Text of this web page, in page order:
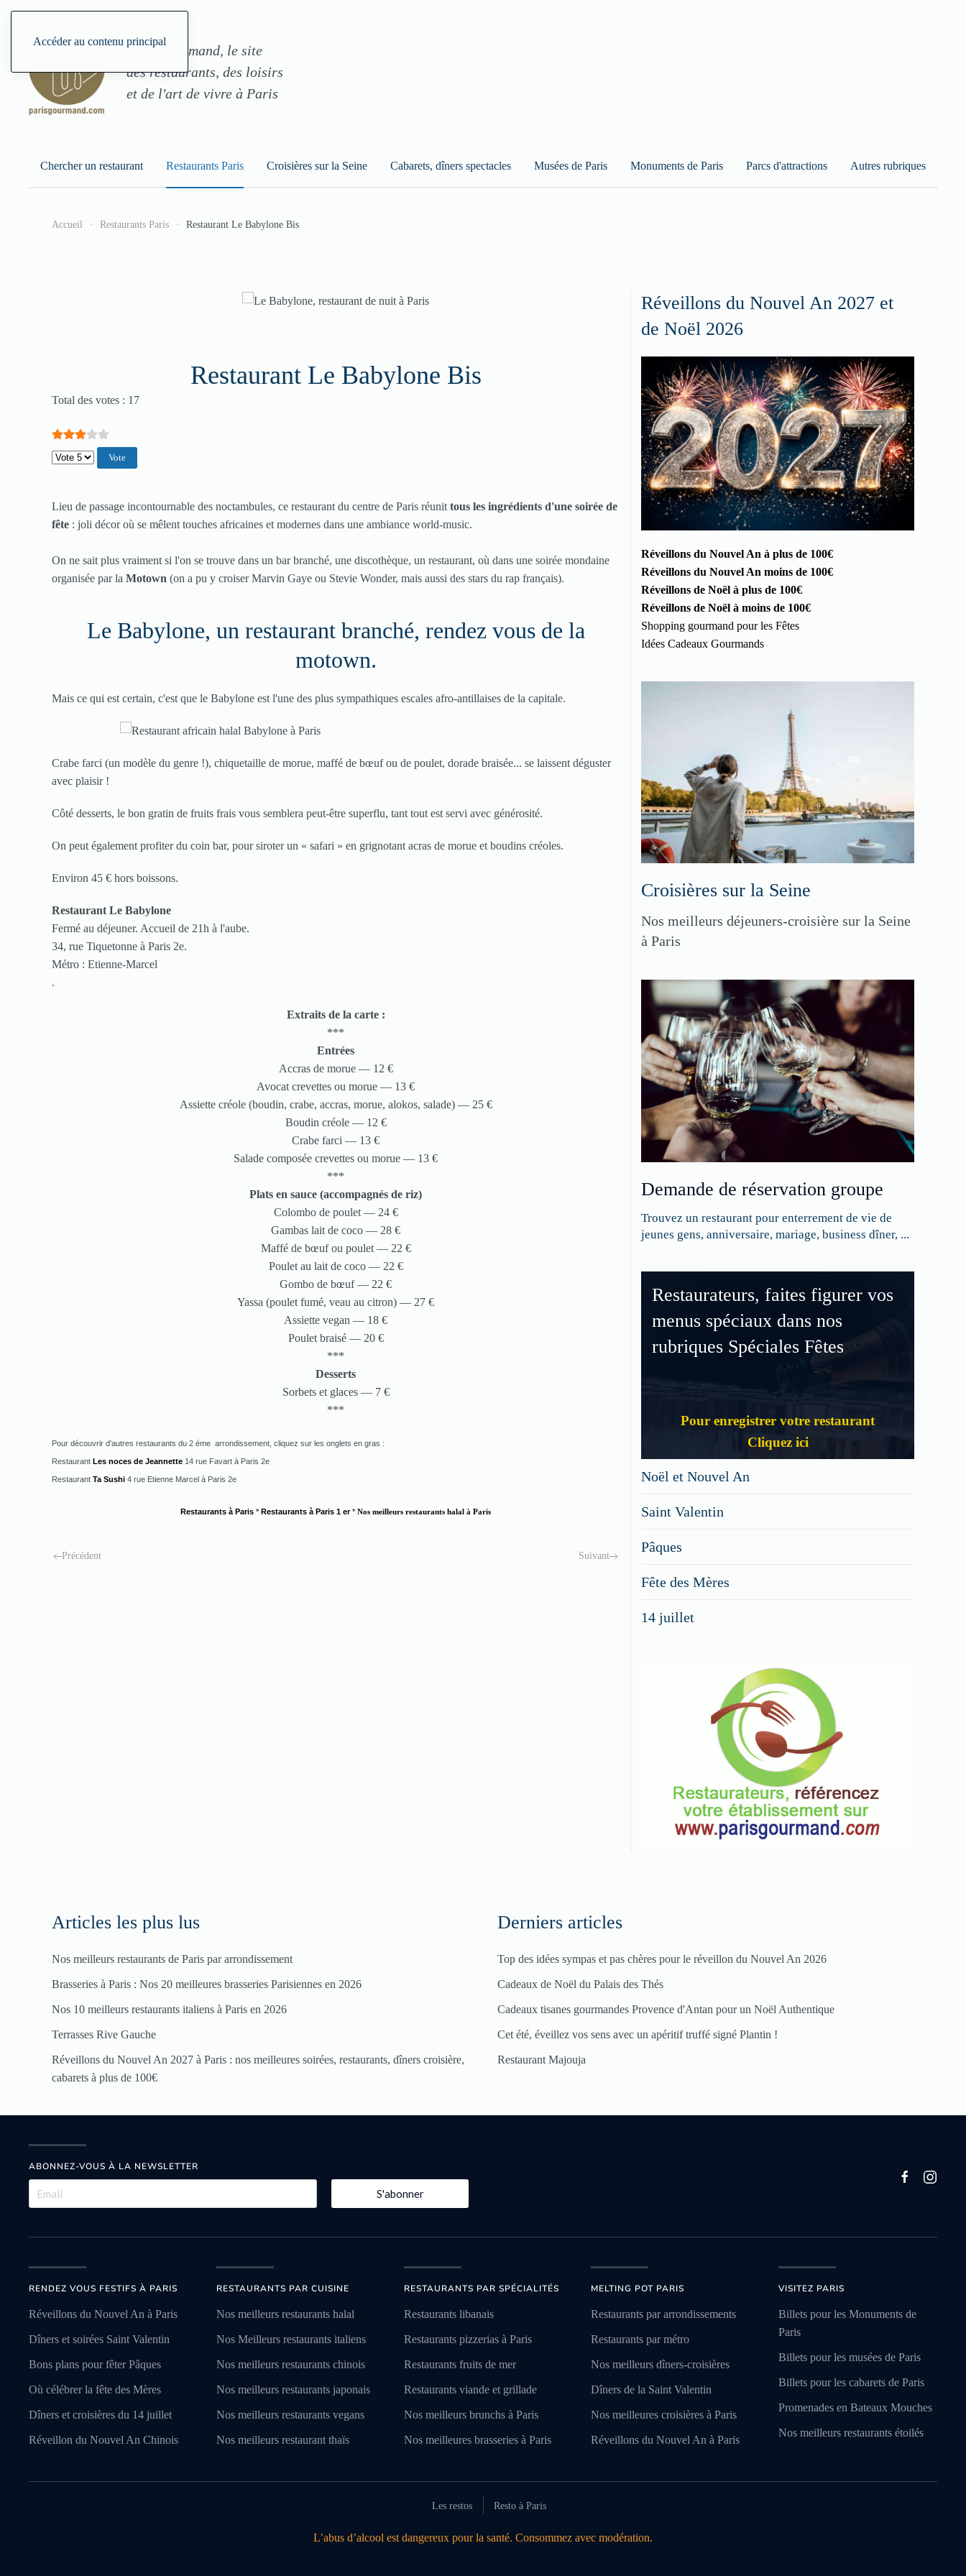
Accéder au contenu principal
ParisGourmand, le site
des restaurants, des loisirs
et de l'art de vivre à Paris
Chercher un restaurant Restaurants Paris Croisières sur la Seine Cabarets, dîners spectacles Musées de Paris Monuments de Paris Parcs d'attractions Autres rubriques
Accueil Restaurants Paris Restaurant Le Babylone Bis
Restaurant Le Babylone Bis
Vote utilisateur: 3/5
Total des votes : 17
Veuillez voter
Lieu de passage incontournable des noctambules, ce restaurant du centre de Paris réunit tous les ingrédients d'une soirée de
fête : joli décor où se mêlent touches africaines et modernes dans une ambiance world-music.
On ne sait plus vraiment si l'on se trouve dans un bar branché, une discothèque, un restaurant, où dans une soirée mondaine
organisée par la Motown (on a pu y croiser Marvin Gaye ou Stevie Wonder, mais aussi des stars du rap français).
Le Babylone, un restaurant branché, rendez vous de la
motown.
Mais ce qui est certain, c'est que le Babylone est l'une des plus sympathiques escales afro-antillaises de la capitale.
Crabe farci (un modèle du genre !), chiquetaille de morue, maffé de bœuf ou de poulet, dorade braisée... se laissent déguster
avec plaisir !
Côté desserts, le bon gratin de fruits frais vous semblera peut-être superflu, tant tout est servi avec générosité.
On peut également profiter du coin bar, pour siroter un « safari » en grignotant acras de morue et boudins créoles.
Environ 45 € hors boissons.
Restaurant Le Babylone
Fermé au déjeuner. Accueil de 21h à l'aube.
34, rue Tiquetonne à Paris 2e.
Métro : Etienne-Marcel
.
Extraits de la carte :
***
Entrées
Accras de morue — 12 €
Avocat crevettes ou morue — 13 €
Assiette créole (boudin, crabe, accras, morue, alokos, salade) — 25 €
Boudin créole — 12 €
Crabe farci — 13 €
Salade composée crevettes ou morue — 13 €
***
Plats en sauce (accompagnés de riz)
Colombo de poulet — 24 €
Gambas lait de coco — 28 €
Maffé de bœuf ou poulet — 22 €
Poulet au lait de coco — 22 €
Gombo de bœuf — 22 €
Yassa (poulet fumé, veau au citron) — 27 €
Assiette vegan — 18 €
Poulet braisé — 20 €
***
Desserts
Sorbets et glaces — 7 €
***
Pour découvrir d'autres restaurants du 2 éme arrondissement, cliquez sur les onglets en gras :
Restaurant Les noces de Jeannette 14 rue Favart à Paris 2e
Restaurant Ta Sushi 4 rue Etienne Marcel à Paris 2e
Restaurants à Paris * Restaurants à Paris 1 er* Nos meilleurs restaurants halal à Paris
Précédent Suivant
Réveillons du Nouvel An 2027 et
de Noël 2026
Réveillons du Nouvel An à plus de 100€
Réveillons du Nouvel An moins de 100€
Réveillons de Noël à plus de 100€
Réveillons de Noël à moins de 100€
Shopping gourmand pour les Fêtes
Idées Cadeaux Gourmands
Croisières sur la Seine
Nos meilleurs déjeuners-croisière sur la Seine
à Paris
Demande de réservation groupe
Trouvez un restaurant pour enterrement de vie de
jeunes gens, anniversaire, mariage, business dîner, ...
Restaurateurs, faites figurer vos
menus spéciaux dans nos
rubriques Spéciales Fêtes
Pour enregistrer votre restaurant
Cliquez ici
Noël et Nouvel An
Saint Valentin
Pâques
Fête des Mères
14 juillet
Articles les plus lus
Nos meilleurs restaurants de Paris par arrondissement
Brasseries à Paris : Nos 20 meilleures brasseries Parisiennes en 2026
Nos 10 meilleurs restaurants italiens à Paris en 2026
Terrasses Rive Gauche
Réveillons du Nouvel An 2027 à Paris : nos meilleures soirées, restaurants, dîners croisière,
cabarets à plus de 100€
Derniers articles
Top des idées sympas et pas chères pour le réveillon du Nouvel An 2026
Cadeaux de Noël du Palais des Thés
Cadeaux tisanes gourmandes Provence d'Antan pour un Noël Authentique
Cet été, éveillez vos sens avec un apéritif truffé signé Plantin !
Restaurant Majouja
ABONNEZ-VOUS À LA NEWSLETTER
S'abonner
RENDEZ VOUS FESTIFS À PARIS
Réveillons du Nouvel An à Paris
Dîners et soirées Saint Valentin
Bons plans pour fêter Pâques
Où célébrer la fête des Mères
Dîners et croisières du 14 juillet
Réveillon du Nouvel An Chinois
RESTAURANTS PAR CUISINE
Nos meilleurs restaurants halal
Nos Meilleurs restaurants italiens
Nos meilleurs restaurants chinois
Nos meilleurs restaurants japonais
Nos meilleurs restaurants vegans
Nos meilleurs restaurant thaïs
RESTAURANTS PAR SPÉCIALITÉS
Restaurants libanais
Restaurants pizzerias à Paris
Restaurants fruits de mer
Restaurants viande et grillade
Nos meilleurs brunchs à Paris
Nos meilleures brasseries à Paris
MELTING POT PARIS
Restaurants par arrondissements
Restaurants par métro
Nos meilleurs dîners-croisières
Dîners de la Saint Valentin
Nos meilleures croisières à Paris
Réveillons du Nouvel An à Paris
VISITEZ PARIS
Billets pour les Monuments de
Paris
Billets pour les musées de Paris
Billets pour les cabarets de Paris
Promenades en Bateaux Mouches
Nos meilleurs restaurants étoilés
Les restos Resto à Paris
L’abus d’alcool est dangereux pour la santé. Consommez avec modération.